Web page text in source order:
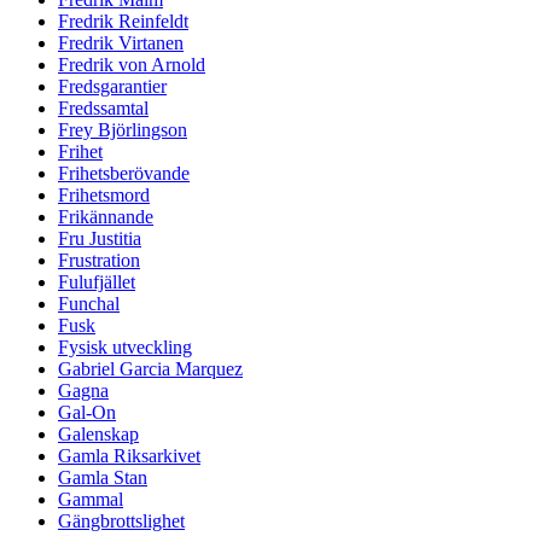
Fredrik Reinfeldt
Fredrik Virtanen
Fredrik von Arnold
Fredsgarantier
Fredssamtal
Frey Björlingson
Frihet
Frihetsberövande
Frihetsmord
Frikännande
Fru Justitia
Frustration
Fulufjället
Funchal
Fusk
Fysisk utveckling
Gabriel Garcia Marquez
Gagna
Gal-On
Galenskap
Gamla Riksarkivet
Gamla Stan
Gammal
Gängbrottslighet